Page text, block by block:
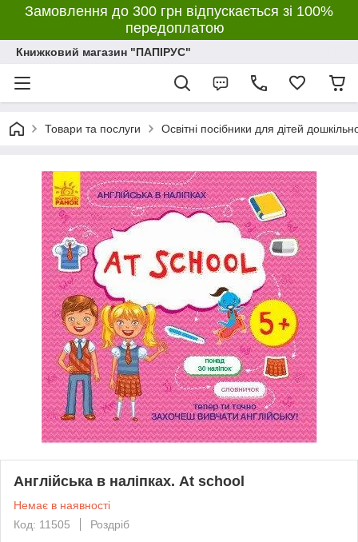
Замовлення до 300 грн відпускається зі 100%
передоплатою
Книжковий магазин "ПАПІРУС"
Товари та послуги Освітні посібники для дітей
Англійська в наліпках. At school
Немає в наявності
Код: 11505
Роздріб